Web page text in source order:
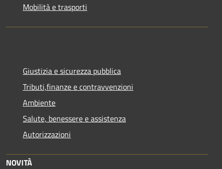
Mobilità e trasporti
Giustizia e sicurezza pubblica
Tributi,finanze e contravvenzioni
Ambiente
Salute, benessere e assistenza
Autorizzazioni
NOVITÀ